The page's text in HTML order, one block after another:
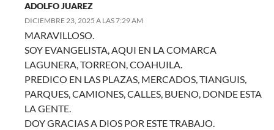
ADOLFO JUAREZ
DICIEMBRE 23, 2025 A LAS 7:29 AM
MARAVILLOSO.
SOY EVANGELISTA, AQUI EN LA COMARCA
LAGUNERA, TORREON, COAHUILA.
PREDICO EN LAS PLAZAS, MERCADOS, TIANGUIS,
PARQUES, CAMIONES, CALLES, BUENO, DONDE ESTA
LA GENTE.
DOY GRACIAS A DIOS POR ESTE TRABAJO.